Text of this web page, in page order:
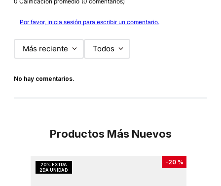
Por favor, inicia sesión para escribir un comentario.
Más reciente Todos
No hay comentarios.
Productos Más Nuevos
-20 %